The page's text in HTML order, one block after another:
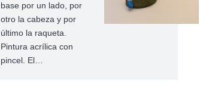
base por un lado, por
otro la cabeza y por
último la raqueta.
Pintura acrílica con
pincel. El…